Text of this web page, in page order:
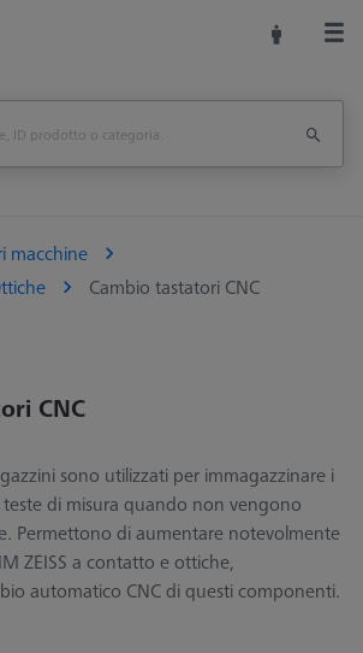
macchine
Cambio tastatori CNC
CNC
sono utilizzati per immagazzinare i
teste di misura quando non vengono
Permettono di aumentare notevolmente
ZEISS a contatto e ottiche,
automatico CNC di questi componenti.​